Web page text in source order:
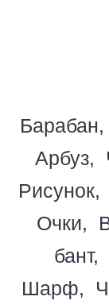
Барабан
Арбуз
Рисунок
Очки
бант
Шарф